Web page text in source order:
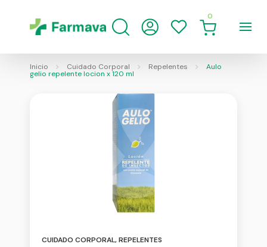
0
Inicio Cuidado Corporal Repelentes Aulo
gelio repelente locion x 120 ml
CUIDADO CORPORAL,REPELENTES